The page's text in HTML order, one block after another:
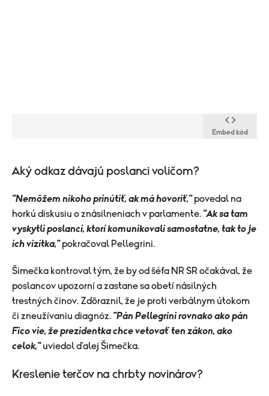
Embed kód
Aký odkaz dávajú poslanci voličom?
"Nemôžem nikoho prinútiť, ak má hovoriť,"povedal na
horkú diskusiu o znásilneniach v parlamente. "Ak sa tam
vyskytli poslanci, ktorí komunikovali samostatne, tak to je
ich vizitka,"pokračoval Pellegrini.
Šimečka kontroval tým, že by od šéfa NR SR očakával, že
poslancov upozorní a zastane sa obetí násilných
trestných činov. Zdôraznil, že je proti verbálnym útokom
či zneužívaniu diagnóz. "Pán Pellegrini rovnako ako pán
Fico vie, že prezidentka chce vetovať ten zákon, ako
celok," uviedol ďalej Šimečka.
Kreslenie terčov na chrbty novinárov?